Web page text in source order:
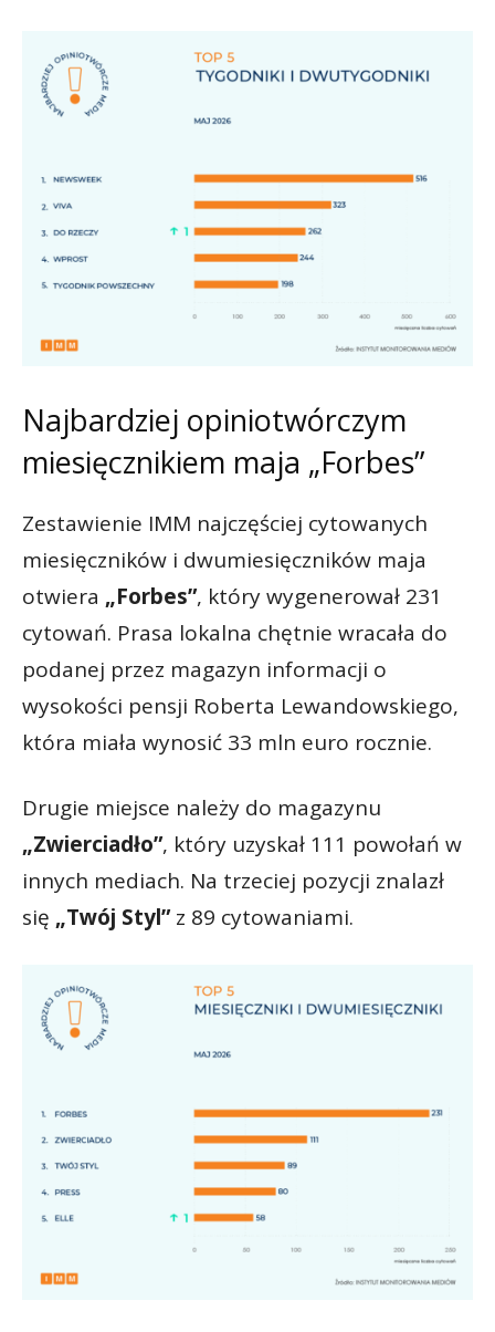
Najbardziej opiniotwórczym
miesięcznikiem maja „Forbes”
Zestawienie IMM najczęściej cytowanych
miesięczników i dwumiesięczników maja
otwiera „Forbes”, który wygenerował 231
cytowań. Prasa lokalna chętnie wracała do
podanej przez magazyn informacji o
wysokości pensji Roberta Lewandowskiego,
która miała wynosić 33 mln euro rocznie.
Drugie miejsce należy do magazynu
„Zwierciadło”, który uzyskał 111 powołań w
innych mediach. Na trzeciej pozycji znalazł
się „Twój Styl”z 89 cytowaniami.